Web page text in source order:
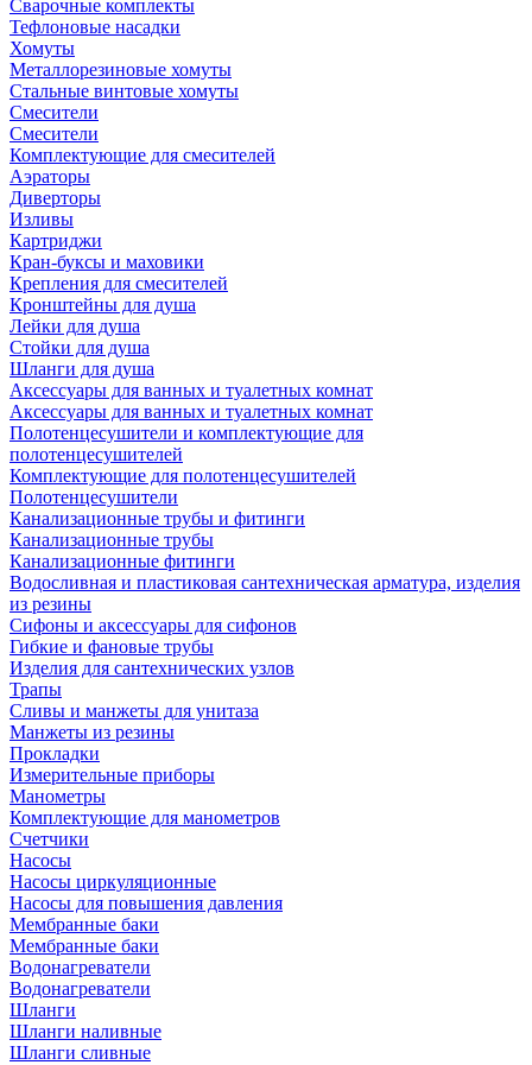
Сварочные комплекты
Тефлоновые насадки
Хомуты
Металлорезиновые хомуты
Стальные винтовые хомуты
Смесители
Смесители
Комплектующие для смесителей
Аэраторы
Диверторы
Изливы
Картриджи
Кран-буксы и маховики
Крепления для смесителей
Кронштейны для душа
Лейки для душа
Стойки для душа
Шланги для душа
Аксессуары для ванных и туалетных комнат
Аксессуары для ванных и туалетных комнат
Полотенцесушители и комплектующие для
полотенцесушителей
Комплектующие для полотенцесушителей
Полотенцесушители
Канализационные трубы и фитинги
Канализационные трубы
Канализационные фитинги
Водосливная и пластиковая сантехническая арматура, изделия
из резины
Сифоны и аксессуары для сифонов
Гибкие и фановые трубы
Изделия для сантехнических узлов
Трапы
Сливы и манжеты для унитаза
Манжеты из резины
Прокладки
Измерительные приборы
Манометры
Комплектующие для манометров
Счетчики
Насосы
Насосы циркуляционные
Насосы для повышения давления
Мембранные баки
Мембранные баки
Водонагреватели
Водонагреватели
Шланги
Шланги наливные
Шланги сливные